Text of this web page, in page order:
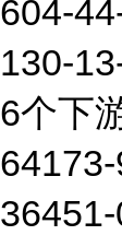
604-
130-
6个下